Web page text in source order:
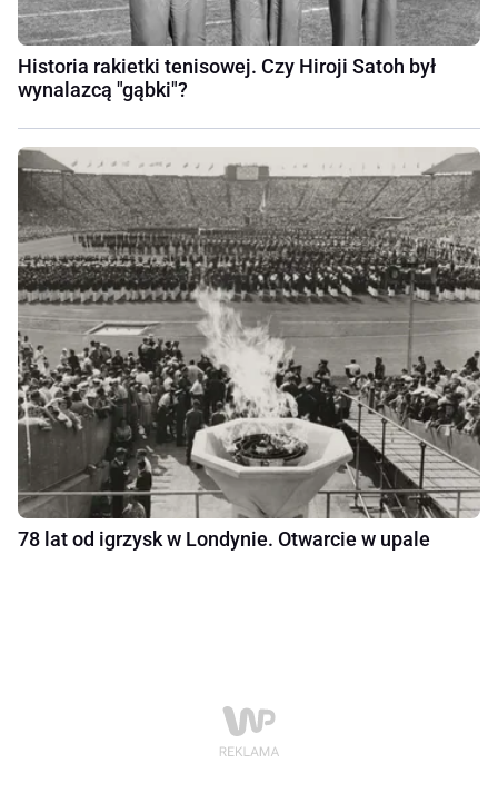
Historia rakietki tenisowej. Czy Hiroji Satoh był
wynalazcą "gąbki"?
78 lat od igrzysk w Londynie. Otwarcie w upale